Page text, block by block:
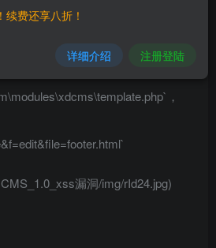
，
漏洞/img/rId24.jpg)
费还享八折！
详细介绍 注册登陆